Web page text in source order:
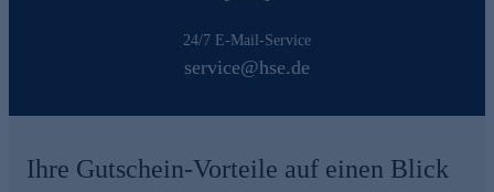
24/7 E-Mail-Service
service@hse.de
Ihre Gutschein-Vorteile auf einen Blick